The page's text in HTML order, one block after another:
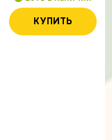
КУПИТЬ